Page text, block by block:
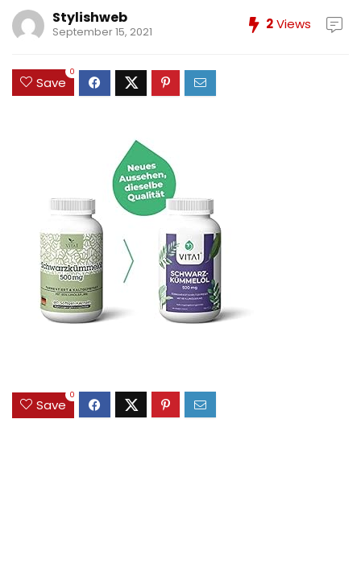
Stylishweb
September 15, 2021 2Views
Save
0
Save
0